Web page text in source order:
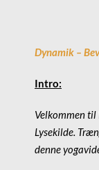
Dynamik –
Intro:
Velkommen til
Lysekilde.
denne